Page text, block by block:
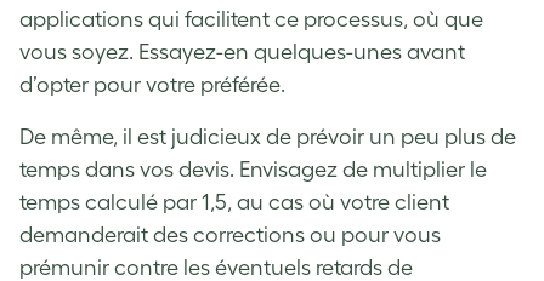
applications qui facilitent ce processus, où que
vous soyez. Essayez-en quelques-unes avant
d’opter pour votre préférée.
De même, il est judicieux de prévoir un peu plus de
temps dans vos devis. Envisagez de multiplier le
temps calculé par 1,5, au cas où votre client
demanderait des corrections ou pour vous
prémunir contre les éventuels retards de